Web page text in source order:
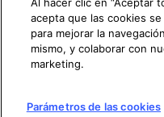
acuerdo específico firmado
prohibido. Los elementos
presentan o se enlazan en
la correcta comprensión de
no cuenta con derechos
propietarios del copyright
acepta que las cookies
para mejorar la
mismo, y colaborar con
marketing.
Parámetros de las cookies